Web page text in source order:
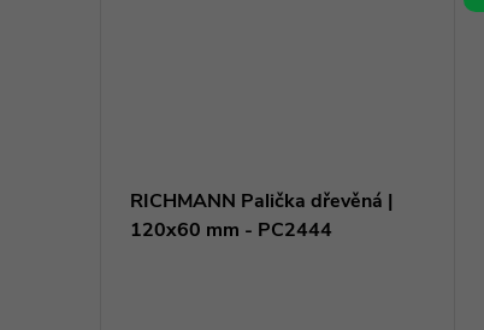
RICHMANN Palička dřevěná |
120x60 mm - PC2444